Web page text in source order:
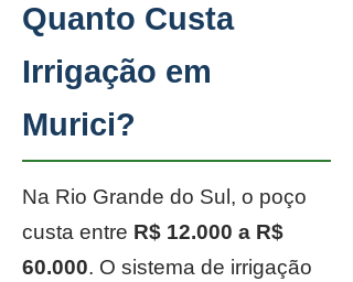
Quanto Custa
Irrigação em
Murici?
Na Rio Grande do Sul, o poço
custa entre R$ 12.000 a R$
60.000. O sistema de irrigação